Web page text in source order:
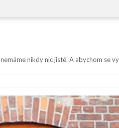
nikdy nic jisté. A abychom se